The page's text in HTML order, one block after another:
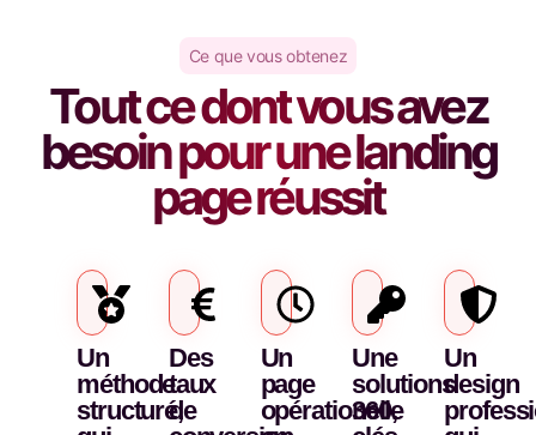
Ce que vous obtenez
Tout ce dont vous avez
besoin pour une landing
page réussit
Un
méthode
structuré,
Des
taux
de
Un
page
opérationelle
Une
solutions
360,
Un
design